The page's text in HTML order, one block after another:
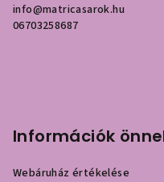
info@matricasarok.hu
06703258687
Információk
Webáruház értékelése